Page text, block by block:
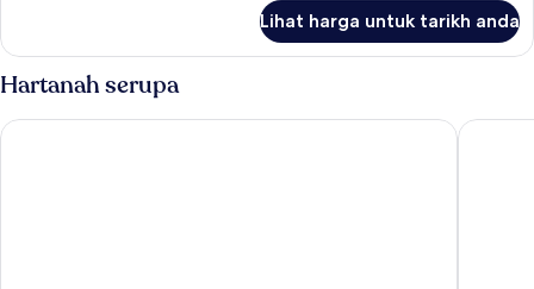
(Queen)
(Mobility
Accessible,
Roll-
Room,
2
Katil
Ratu
(Queen)
Lihat harga untuk tarikh anda
Hartanah serupa
Anaheim Marriott Hotel Hilton